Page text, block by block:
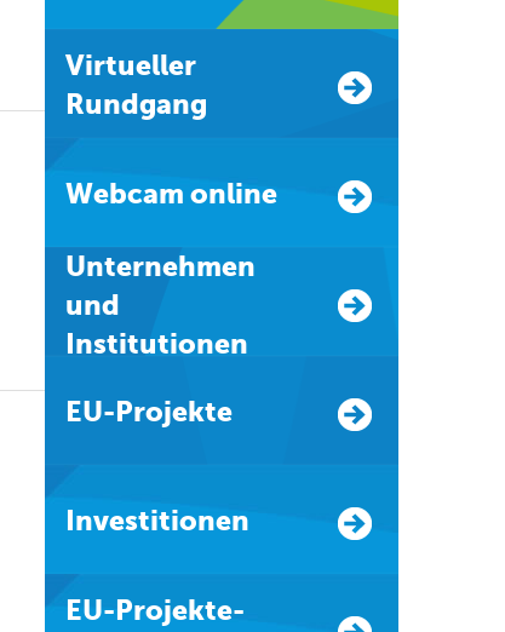
Virtueller
Rundgang
Webcam online
Unternehmen
und
Institutionen
EU-Projekte
Investitionen
EU-Projekte-